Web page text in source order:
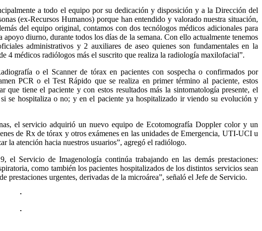
a todo el equipo por su dedicación y disposición y a la Dirección del
(ex-Recursos Humanos) porque han entendido y valorado nuestra situación,
del equipo original, contamos con dos tecnólogos médicos adicionales para
diurno, durante todos los días de la semana. Con ello actualmente tenemos
administrativos y 2 auxiliares de aseo quienes son fundamentales en la
4 médicos radiólogos más el suscrito que realiza la radiología maxilofacial”.
o el Scanner de tórax en pacientes con sospecha o confirmados por
PCR o el Test Rápido que se realiza en primer término al paciente, estos
que tiene el paciente y con estos resultados más la sintomatología presente, el
se hospitaliza o no; y en el paciente ya hospitalizado ir viendo su evolución y
el servicio adquirió un nuevo equipo de Ecotomografía Doppler color y un
de Rx de tórax y otros exámenes en las unidades de Emergencia, UTI-UCI u
la atención hacia nuestros usuarios”, agregó el radiólogo.
Servicio de Imagenología continúa trabajando en las demás prestaciones:
como también los pacientes hospitalizados de los distintos servicios sean
prestaciones urgentes, derivadas de la microárea”, señaló el Jefe de Servicio.